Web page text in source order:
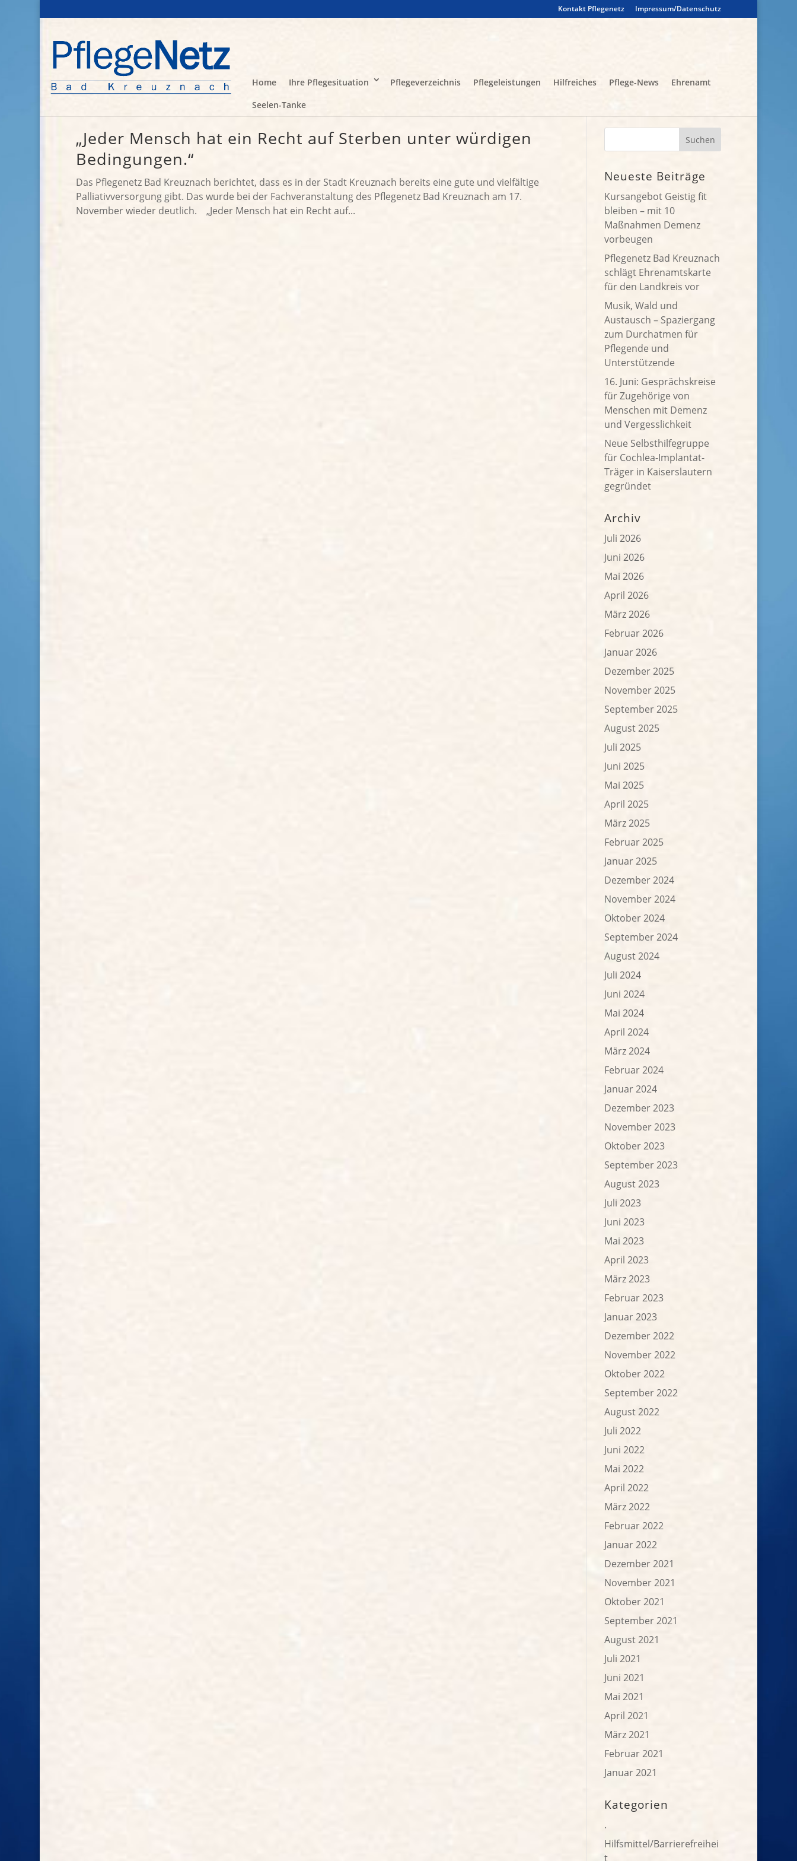
Kontakt Pflegenetz Impressum/Datenschutz
Home Ihre Pflegesituation Pflegeverzeichnis Pflegeleistungen Hilfreiches Pflege-News
Ehrenamt
Seelen-Tanke
„Jeder Mensch hat ein Recht auf Sterben unter würdigen
Bedingungen.“
Das Pflegenetz Bad Kreuznach berichtet, dass es in der Stadt Kreuznach bereits eine gute und vielfältige
Palliativversorgung gibt. Das wurde bei der Fachveranstaltung des Pflegenetz Bad Kreuznach am 17.
November wieder deutlich. „Jeder Mensch hat ein Recht auf...
Neueste Beiträge
Kursangebot Geistig fit
bleiben – mit 10
Maßnahmen Demenz
vorbeugen
Pflegenetz Bad Kreuznach
schlägt Ehrenamtskarte
für den Landkreis vor
Musik, Wald und
Austausch – Spaziergang
zum Durchatmen für
Pflegende und
Unterstützende
16. Juni: Gesprächskreise
für Zugehörige von
Menschen mit Demenz
und Vergesslichkeit
Neue Selbsthilfegruppe
für Cochlea-Implantat-
Träger in Kaiserslautern
gegründet
Archiv
Juli 2026
Juni 2026
Mai 2026
April 2026
März 2026
Februar 2026
Januar 2026
Dezember 2025
November 2025
September 2025
August 2025
Juli 2025
Juni 2025
Mai 2025
April 2025
März 2025
Februar 2025
Januar 2025
Dezember 2024
November 2024
Oktober 2024
September 2024
August 2024
Juli 2024
Juni 2024
Mai 2024
April 2024
März 2024
Februar 2024
Januar 2024
Dezember 2023
November 2023
Oktober 2023
September 2023
August 2023
Juli 2023
Juni 2023
Mai 2023
April 2023
März 2023
Februar 2023
Januar 2023
Dezember 2022
November 2022
Oktober 2022
September 2022
August 2022
Juli 2022
Juni 2022
Mai 2022
April 2022
März 2022
Februar 2022
Januar 2022
Dezember 2021
November 2021
Oktober 2021
September 2021
August 2021
Juli 2021
Juni 2021
Mai 2021
April 2021
März 2021
Februar 2021
Januar 2021
Kategorien
.
Hilfsmittel/Barrierefreihei
t